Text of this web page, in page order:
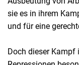
sie es in ihrem
und für eine
Doch dieser Kampf